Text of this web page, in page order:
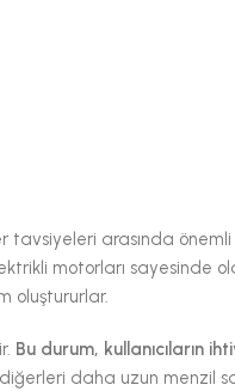
tavsiyeleri arasında
motorları sayesinde
oluştururlar.
Bu durum, kullanıcıların
daha uzun menzil